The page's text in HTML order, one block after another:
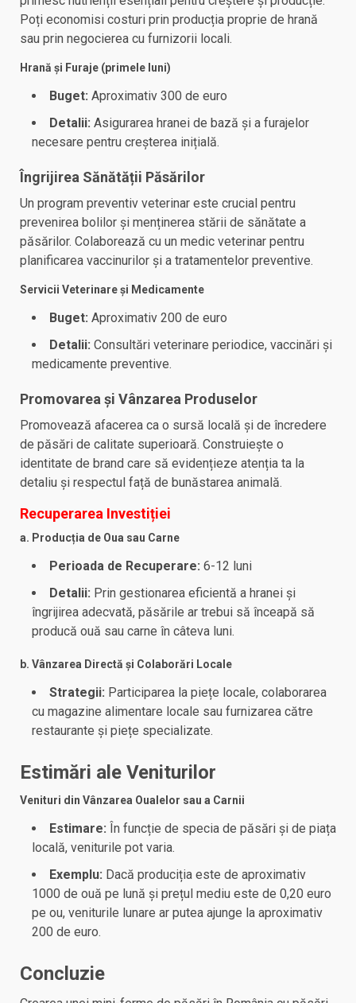
Poți economisi costuri prin producția proprie de hrană
sau prin negocierea cu furnizorii locali.
Hrană și Furaje (primele luni)
Buget: Aproximativ 300 de euro
Detalii: Asigurarea hranei de bază și a furajelor
necesare pentru creșterea inițială.
Îngrijirea Sănătății Păsărilor
Un program preventiv veterinar este crucial pentru
prevenirea bolilor și menținerea stării de sănătate a
păsărilor. Colaborează cu un medic veterinar pentru
planificarea vaccinurilor și a tratamentelor preventive.
Servicii Veterinare și Medicamente
Buget: Aproximativ 200 de euro
Detalii: Consultări veterinare periodice, vaccinări și
medicamente preventive.
Promovarea și Vânzarea Produselor
Promovează afacerea ca o sursă locală și de încredere
de păsări de calitate superioară. Construiește o
identitate de brand care să evidențieze atenția ta la
detaliu și respectul față de bunăstarea animală.
Recuperarea Investiției
a. Producția de Oua sau Carne
Perioada de Recuperare: 6-12 luni
Detalii: Prin gestionarea eficientă a hranei și
îngrijirea adecvată, păsările ar trebui să înceapă să
producă ouă sau carne în câteva luni.
b. Vânzarea Directă și Colaborări Locale
Strategii: Participarea la piețe locale, colaborarea
cu magazine alimentare locale sau furnizarea către
restaurante și piețe specializate.
Estimări ale Veniturilor
Venituri din Vânzarea Oualelor sau a Carnii
Estimare: În funcție de specia de păsări și de piața
locală, veniturile pot varia.
Exemplu: Dacă produciția este de aproximativ
1000 de ouă pe lună și prețul mediu este de 0,20 euro
pe ou, veniturile lunare ar putea ajunge la aproximativ
200 de euro.
Concluzie